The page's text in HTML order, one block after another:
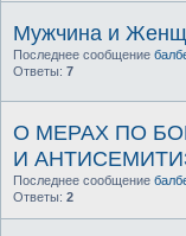
Мужчина и
Последнее сообщение
Ответы: 7
О МЕРАХ ПО
И
Последнее сообщение
Ответы: 2